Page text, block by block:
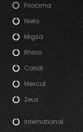
Friocima
Nieto
Migsa
Rhino
Coriat
Mexcut
Zeus
International